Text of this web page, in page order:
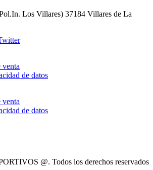
Los Villares) 37184 Villares de La
venta
de datos
venta
de datos
@. Todos los derechos reservados